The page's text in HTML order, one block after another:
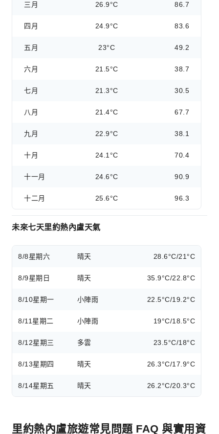
三月 26.9°C 86.7
四月 24.9°C 83.6
五月 23°C 49.2
六月 21.5°C 38.7
七月 21.3°C 30.5
八月 21.4°C 67.7
九月 22.9°C 38.1
十月 24.1°C 70.4
十一月 24.6°C 90.9
十二月 25.6°C 96.3
未來七天里約熱內盧天氣
8/8星期六 晴天 28.6°C/21°C
8/9星期日 晴天 35.9°C/22.8°C
8/10星期一 小陣雨 22.5°C/19.2°C
8/11 星期二 小陣雨 19°C/18.5°C
8/12星期三 多雲 23.5°C/18°C
8/13星期四 晴天 26.3°C/17.9°C
8/14星期五 晴天 26.2°C/20.3°C
里約熱內盧旅遊常見問題 FAQ 與實用資